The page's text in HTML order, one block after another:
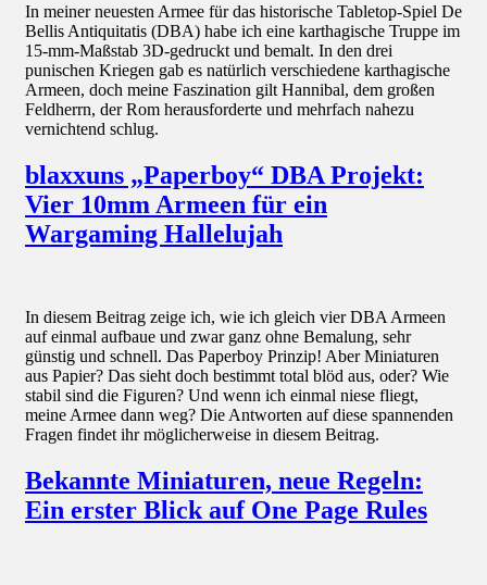
In meiner neuesten Armee für das historische Tabletop-Spiel De
Bellis Antiquitatis (DBA) habe ich eine karthagische Truppe im
15-mm-Maßstab 3D-gedruckt und bemalt. In den drei
punischen Kriegen gab es natürlich verschiedene karthagische
Armeen, doch meine Faszination gilt Hannibal, dem großen
Feldherrn, der Rom herausforderte und mehrfach nahezu
vernichtend schlug.
blaxxuns „Paperboy“ DBA Projekt:
Vier 10mm Armeen für ein
Wargaming Hallelujah
In diesem Beitrag zeige ich, wie ich gleich vier DBA Armeen
auf einmal aufbaue und zwar ganz ohne Bemalung, sehr
günstig und schnell. Das Paperboy Prinzip! Aber Miniaturen
aus Papier? Das sieht doch bestimmt total blöd aus, oder? Wie
stabil sind die Figuren? Und wenn ich einmal niese fliegt,
meine Armee dann weg? Die Antworten auf diese spannenden
Fragen findet ihr möglicherweise in diesem Beitrag.
Bekannte Miniaturen, neue Regeln:
Ein erster Blick auf One Page Rules